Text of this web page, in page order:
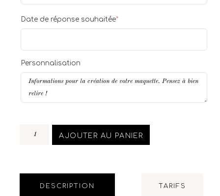
Date de réponse souhaitée*
Personnalisation
AJOUTER AU PANIER
DESCRIPTION TARIFS